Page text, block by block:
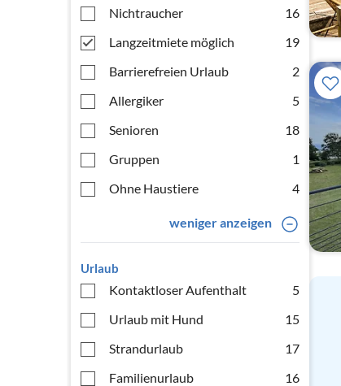
Nichtraucher
16
Langzeitmiete möglich
19
Barrierefreien Urlaub
2
Allergiker
5
Senioren
18
Gruppen
1
Ohne Haustiere
4
weniger anzeigen
Urlaub
Kontaktloser Aufenthalt
5
Urlaub mit Hund
15
Strandurlaub
17
Familienurlaub
16